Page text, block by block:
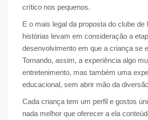
crítico nos pequenos.
E o mais legal da proposta do clube de
histórias levam em consideração a
desenvolvimento em que a criança se
Tornando, assim, a experiência algo
entretenimento, mas também uma
educacional, sem abrir mão da
Cada criança tem um perfil e gostos
nada melhor que oferecer a ela